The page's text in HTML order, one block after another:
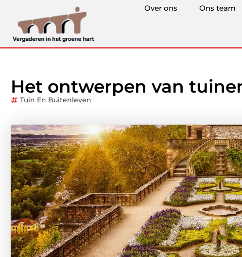
Over ons Ons team
Het ontwerpen van
Tuin En Buitenleven